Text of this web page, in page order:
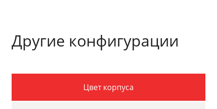
Другие конфигурации
Цвет корпуса